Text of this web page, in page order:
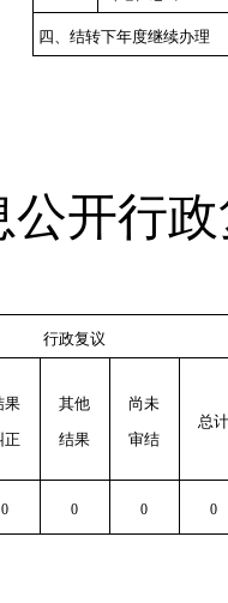
四、结转下年度继续办理
公开行
行政复议
果
正
其他
结果
尚未
审结
总计
0 0 0 0